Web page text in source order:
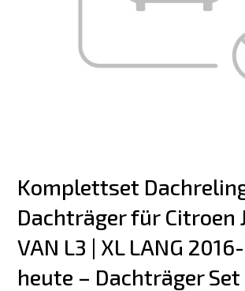
Komplettset
Dachträger für Citroen
VAN L3 | XL LANG
heute – Dachträger